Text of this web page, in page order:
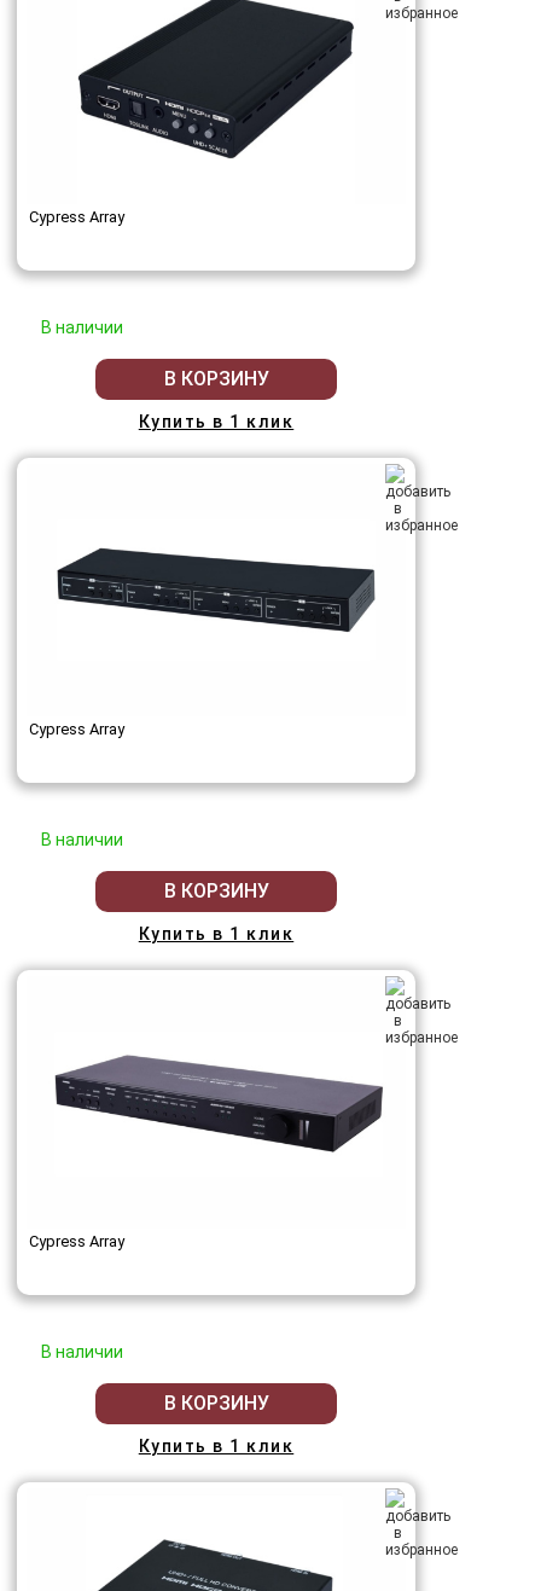
Cypress Array
В наличии
В КОРЗИНУ
Купить в 1 клик
Cypress Array
В наличии
В КОРЗИНУ
Купить в 1 клик
Cypress Array
В наличии
В КОРЗИНУ
Купить в 1 клик